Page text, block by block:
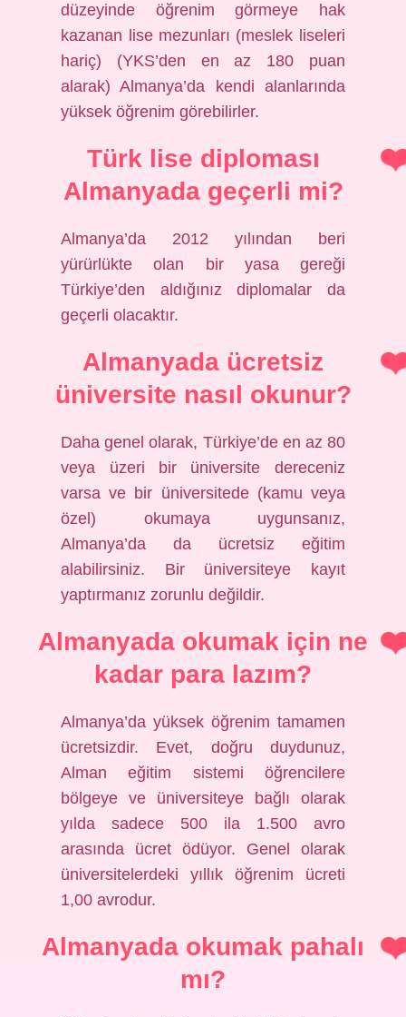
düzeyinde öğrenim görmeye hak
kazanan lise mezunları (meslek liseleri
hariç) (YKS’den en az 180 puan
alarak) Almanya’da kendi alanlarında
yüksek öğrenim görebilirler.
Türk lise diploması
Almanyada geçerli mi?
Almanya’da 2012 yılından beri
yürürlükte olan bir yasa gereği
Türkiye’den aldığınız diplomalar da
geçerli olacaktır.
Almanyada ücretsiz
üniversite nasıl okunur?
Daha genel olarak, Türkiye’de en az 80
veya üzeri bir üniversite dereceniz
varsa ve bir üniversitede (kamu veya
özel) okumaya uygunsanız,
Almanya’da da ücretsiz eğitim
alabilirsiniz. Bir üniversiteye kayıt
yaptırmanız zorunlu değildir.
Almanyada okumak için ne
kadar para lazım?
Almanya’da yüksek öğrenim tamamen
ücretsizdir. Evet, doğru duydunuz,
Alman eğitim sistemi öğrencilere
bölgeye ve üniversiteye bağlı olarak
yılda sadece 500 ila 1.500 avro
arasında ücret ödüyor. Genel olarak
üniversitelerdeki yıllık öğrenim ücreti
1,00 avrodur.
Almanyada okumak pahalı
mı?